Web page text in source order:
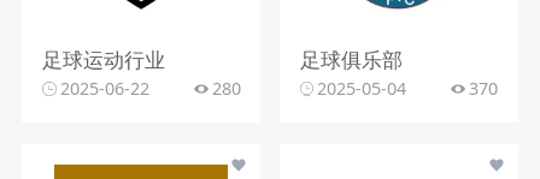
足球运动行业
2025-06-22 280
足球俱乐部
2025-05-04 370